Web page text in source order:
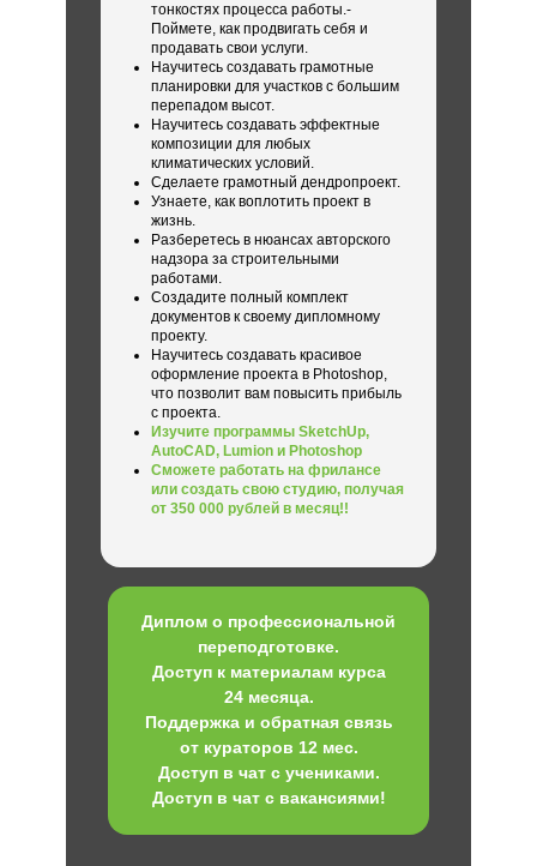
Диплом о профессиональной
переподготовке.
Доступ к материалам курса
24 месяца.
Поддержка и обратная связь
от кураторов 12 мес.
Доступ в чат с учениками.
Доступ в чат с вакансиями!
тонкостях процесса работы.-
Поймете, как продвигать себя и
продавать свои услуги.
Научитесь создавать грамотные
планировки для участков с большим
перепадом высот.
Научитесь создавать эффектные
композиции для любых
климатических условий.
Сделаете грамотный дендропроект.
Узнаете, как воплотить проект в
жизнь.
Разберетесь в нюансах авторского
надзора за строительными
работами.
Создадите полный комплект
документов к своему дипломному
проекту.
Научитесь создавать красивое
оформление проекта в Photoshop,
что позволит вам повысить прибыль
с проекта.
Изучите программы SketchUp,
AutoCAD, Lumion и Photoshop
Сможете работать на фрилансе
или создать свою студию, получая
от 350 000 рублей в месяц!!